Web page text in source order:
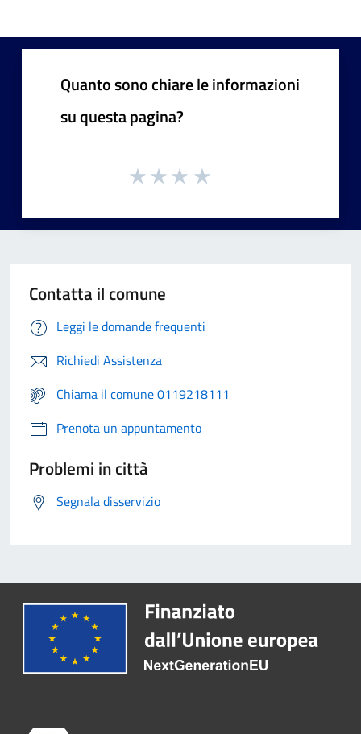
Quanto sono chiare le informazioni
su questa pagina?
Contatta il comune
Leggi le domande frequenti
Richiedi Assistenza
Chiama il comune 0119218111
Prenota un appuntamento
Problemi in città
Segnala disservizio